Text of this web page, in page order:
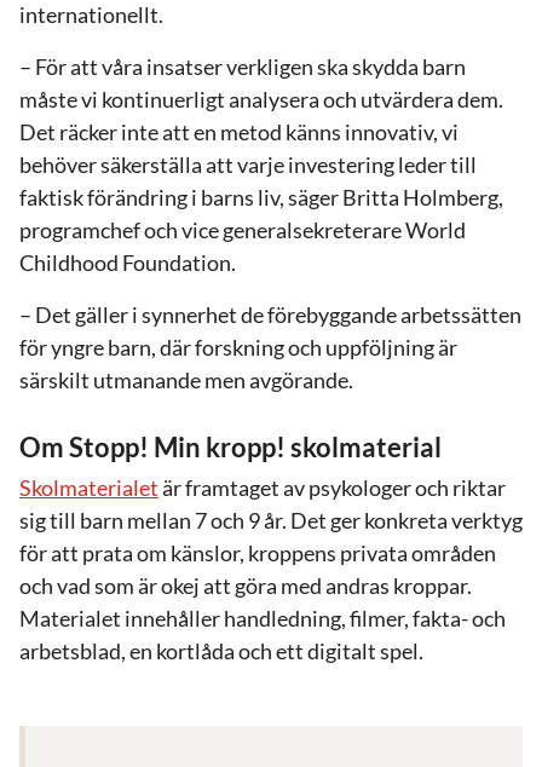
internationellt.
– För att våra insatser verkligen ska skydda barn
måste vi kontinuerligt analysera och utvärdera dem.
Det räcker inte att en metod känns innovativ, vi
behöver säkerställa att varje investering leder till
faktisk förändring i barns liv, säger Britta Holmberg,
programchef och vice generalsekreterare World
Childhood Foundation.
– Det gäller i synnerhet de förebyggande arbetssätten
för yngre barn, där forskning och uppföljning är
särskilt utmanande men avgörande.
Om Stopp! Min kropp! skolmaterial
Skolmaterialetär framtaget av psykologer och riktar
sig till barn mellan 7 och 9 år. Det ger konkreta verktyg
för att prata om känslor, kroppens privata områden
och vad som är okej att göra med andras kroppar.
Materialet innehåller handledning, filmer, fakta- och
arbetsblad, en kortlåda och ett digitalt spel.